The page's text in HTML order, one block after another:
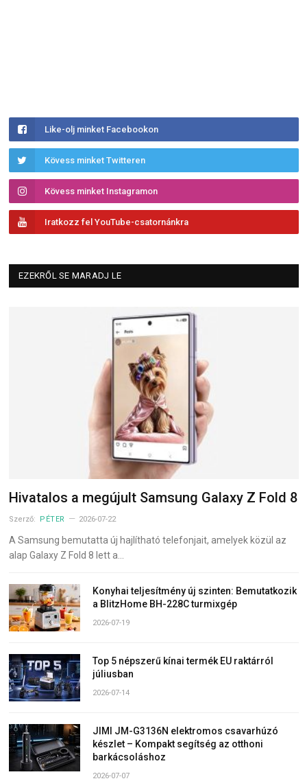
Like-olj minket Facebookon
Kövess minket Twitteren
Kövess minket Instagramon
Iratkozz fel YouTube-csatornánkra
EZEKRŐL SE MARADJ LE
Hivatalos a megújult Samsung Galaxy Z Fold 8
Szerző: PÉTER 2026-07-22
A Samsung bemutatta új hajlítható telefonjait, amelyek közül az
alap Galaxy Z Fold 8 lett a…
Konyhai teljesítmény új szinten: Bemutatkozik
a BlitzHome BH-228C turmixgép
2026-07-19
Top 5 népszerű kínai termék EU raktárról
júliusban
2026-07-14
JIMI JM-G3136N elektromos csavarhúzó
készlet – Kompakt segítség az otthoni
barkácsoláshoz
2026-07-07